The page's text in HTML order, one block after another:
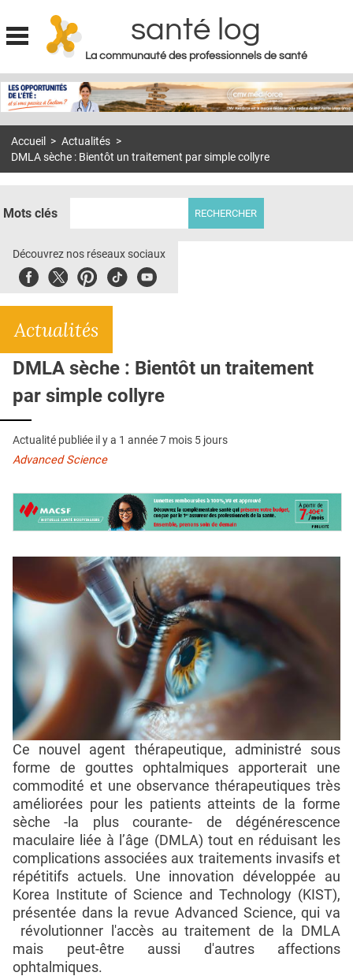
Jump to navigation
santé log
La communauté des professionnels de santé
MON COMPTE
S'ABONNER À LA REVUE SOIN À DOMICILE
DOSSIERS
E-REVUE SAD
L'APP
QUI SOMMES-NOUS ?
PUBLICITÉ
CONDITIONS GÉNÉRALES
CONTACT
Accueil > Actualités >
DMLA sèche : Bientôt un traitement par simple collyre
Mots clés
Découvrez nos réseaux sociaux
FacebookTwitterPinterest
TiktokYoubute
Actualités
DMLA sèche : Bientôt un traitement
par simple collyre
Actualité publiée il y a 1 année 7 mois 5 jours
Advanced Science
Ce nouvel agent thérapeutique, administré sous
forme de gouttes ophtalmiques apporterait une
commodité et une observance thérapeutiques très
améliorées pour les patients atteints de la forme
sèche -la plus courante- de dégénérescence
maculaire liée à l’âge (DMLA) tout en réduisant les
complications associées aux traitements invasifs et
répétitifs actuels. Une innovation développée au
Korea Institute of Science and Technology (KIST),
présentée dans la revue Advanced Science, qui va
révolutionner l'accès au traitement de la DMLA
mais peut-être aussi d'autres affections
ophtalmiques.